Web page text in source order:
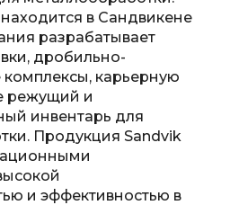
в Сандвикене
разрабатывает
дробильно-
карьерную
режущий и
инвентарь для
Продукция Sandvik
и эффективностью в